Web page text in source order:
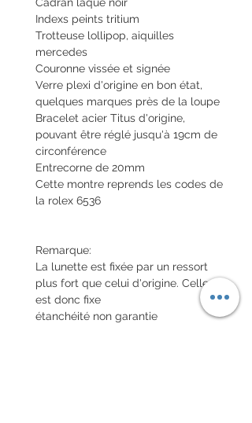
Indexs peints tritium
Trotteuse lollipop, aiquilles
mercedes
Couronne vissée et signée
Verre plexi d'origine en bon état,
quelques marques près de la loupe
Bracelet acier Titus d'origine,
pouvant être réglé jusqu'à 19cm de
circonférence
Entrecorne de 20mm
Cette montre reprends les codes de
la rolex 6536
Remarque:
La lunette est fixée par un ressort
plus fort que celui d'origine. Celle-ci
est donc fixe
étanchéité non garantie